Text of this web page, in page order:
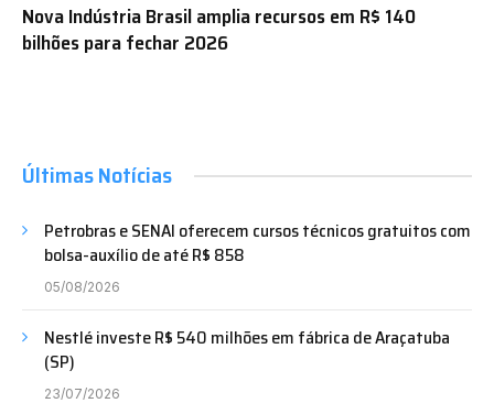
Nova Indústria Brasil amplia recursos em R$ 140
bilhões para fechar 2026
Últimas Notícias
Petrobras e SENAI oferecem cursos técnicos gratuitos com
bolsa-auxílio de até R$ 858
05/08/2026
Nestlé investe R$ 540 milhões em fábrica de Araçatuba
(SP)
23/07/2026